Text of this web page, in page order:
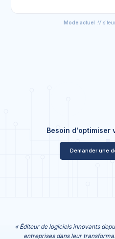
Mode actuel :
Besoin d'optimiser
Demander une
« Éditeur de logiciels innovants
entreprises dans leur